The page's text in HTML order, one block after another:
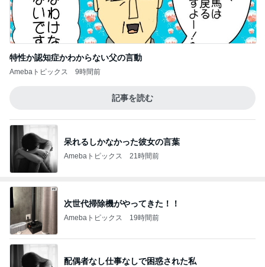
特性か認知症かわからない父の言動
Amebaトピックス 9時間前
記事を読む
呆れるしかなかった彼女の言葉
Amebaトピックス 21時間前
次世代掃除機がやってきた！！
Amebaトピックス 19時間前
配偶者なし仕事なしで困惑された私